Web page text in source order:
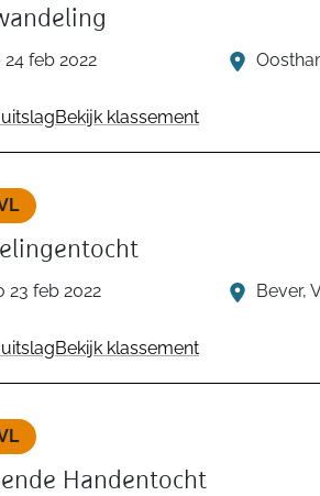
24 feb 2022
Bekijk klassement
23 feb 2022 Bever,
Bekijk klassement
Handentocht